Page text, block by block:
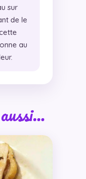
sur
de le
au